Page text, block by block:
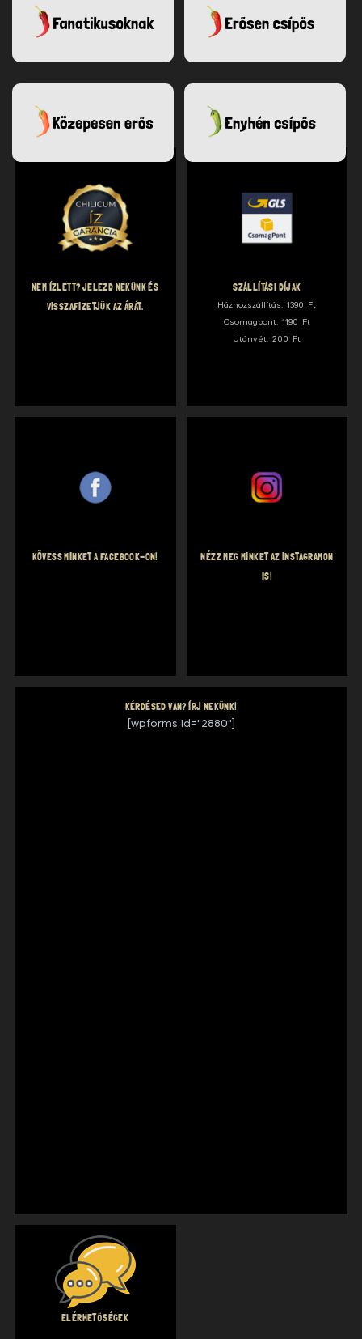
NEM ÍZLETT? JELEZD NEKÜNK ÉS
VISSZAFIZETJÜK AZ ÁRÁT.
SZÁLLÍTÁSI DÍJAK
Házhozszállítás: 1390 Ft
Csomagpont: 1190 Ft
Utánvét: 200 Ft
KÖVESS MINKET A FACEBOOK-ON!
NÉZZ MEG MINKET AZ INSTAGRAMON
IS!
KÉRDÉSED VAN? ÍRJ NEKÜNK!
[wpforms id="2880"]
ELÉRHETŐSÉGEK